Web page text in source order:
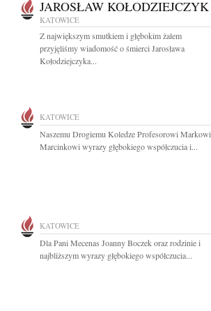
JAROSŁAW KOŁODZIEJCZYK
KATOWICE
Z największym smutkiem i głębokim żalem
przyjęliśmy wiadomość o śmierci Jarosława
Kołodziejczyka...
KATOWICE
Naszemu Drogiemu Koledze Profesorowi Markowi
Marcinkowi wyrazy głębokiego współczucia i...
KATOWICE
Dla Pani Mecenas Joanny Boczek oraz rodzinie i
najbliższym wyrazy głębokiego współczucia...